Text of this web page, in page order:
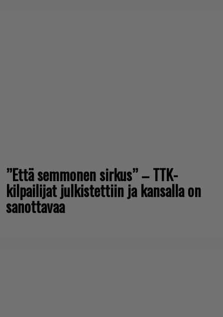
”Että semmonen sirkus” – TTK-
kilpailijat julkistettiin ja kansalla on
sanottavaa